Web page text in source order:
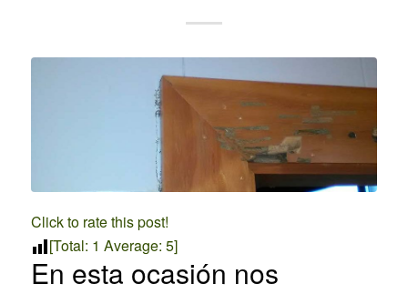
Click to rate this post!
[Total: 1 Average: 5]
En esta ocasión nos